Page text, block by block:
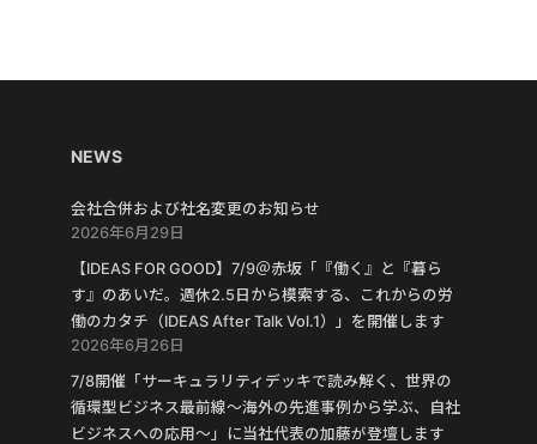
NEWS
会社合併および社名変更のお知らせ
2026年6月29日
【IDEAS FOR GOOD】7/9＠赤坂「『働く』と『暮ら
す』のあいだ。週休2.5日から模索する、これからの労
働のカタチ（IDEAS After Talk Vol.1）」を開催します
2026年6月26日
7/8開催「サーキュラリティデッキで読み解く、世界の
循環型ビジネス最前線〜海外の先進事例から学ぶ、自社
ビジネスへの応用〜」に当社代表の加藤が登壇します